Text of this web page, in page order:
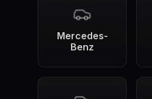
Mercedes-
Benz